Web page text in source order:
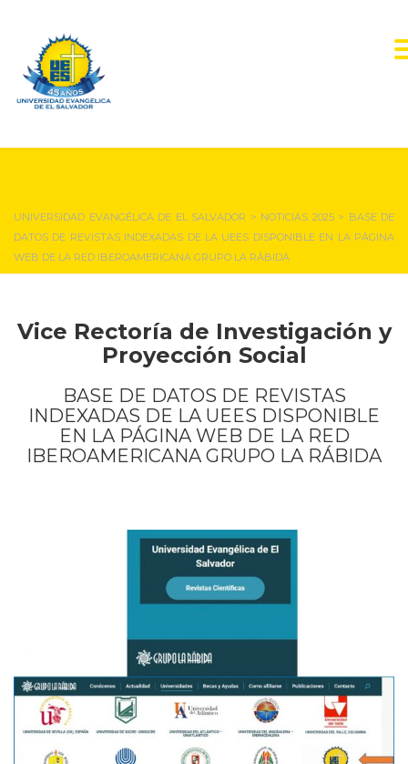
UNIVERSIDAD EVANGÉLICA DE EL SALVADOR > NOTICIAS 2025> BASE DE
DATOS DE REVISTAS INDEXADAS DE LA UEES DISPONIBLE EN LA PÁGINA
WEB DE LA RED IBEROAMERICANA GRUPO LA RÁBIDA
Vice Rectoría de Investigación y
Proyección Social
BASE DE DATOS DE REVISTAS
INDEXADAS DE LA UEES DISPONIBLE
EN LA PÁGINA WEB DE LA RED
IBEROAMERICANA GRUPO LA RÁBIDA